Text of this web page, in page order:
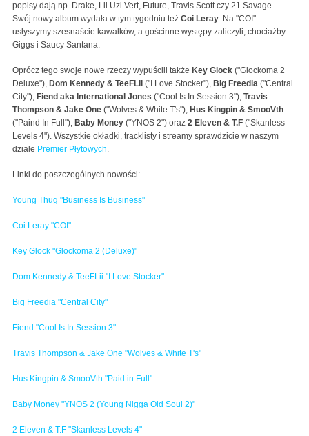
popisy dają np. Drake, Lil Uzi Vert, Future, Travis Scott czy 21 Savage.
Swój nowy album wydała w tym tygodniu też Coi Leray. Na "COI"
usłyszymy szesnaście kawałków, a gościnne występy zaliczyli, chociażby
Giggs i Saucy Santana.
Oprócz tego swoje nowe rzeczy wypuścili także Key Glock ("Glockoma 2
Deluxe"), Dom Kennedy & TeeFLii ("I Love Stocker"), Big Freedia ("Central
City"), Fiend aka International Jones ("Cool Is In Session 3"), Travis
Thompson & Jake One ("Wolves & White T's"), Hus Kingpin & SmooVth
("Paind In Full"), Baby Money ("YNOS 2") oraz 2 Eleven & T.F ("Skanless
Levels 4"). Wszystkie okładki, tracklisty i streamy sprawdzicie w naszym
dziale Premier Płytowych.
Linki do poszczególnych nowości:
Young Thug "Business Is Business"
Coi Leray "COI"
Key Glock "Glockoma 2 (Deluxe)"
Dom Kennedy & TeeFLii "I Love Stocker"
Big Freedia "Central City"
Fiend "Cool Is In Session 3"
Travis Thompson & Jake One "Wolves & White T's"
Hus Kingpin & SmooVth "Paid in Full"
Baby Money "YNOS 2 (Young Nigga Old Soul 2)"
2 Eleven & T.F "Skanless Levels 4"